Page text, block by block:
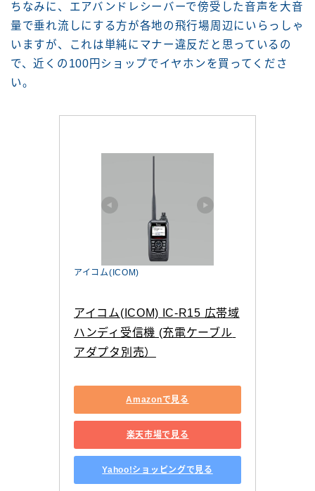
ちなみに、エアバンドレシーバーで傍受した音声を大音
量で垂れ流しにする方が各地の飛行場周辺にいらっしゃ
いますが、これは単純にマナー違反だと思っているの
で、近くの100円ショップでイヤホンを買ってくださ
い。
アイコム(ICOM)
アイコム(ICOM) IC-R15 広帯域
ハンディ受信機 (充電ケーブル
アダプタ別売）
Amazonで見る
楽天市場で見る
Yahoo!ショッピングで見る